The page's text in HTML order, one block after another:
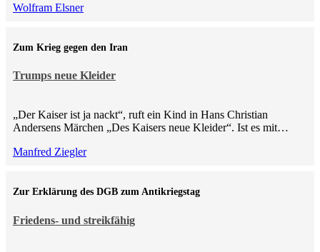
Wolfram Elsner
Trumps neue Kleider
Zum Krieg gegen den Iran
„Der Kaiser ist ja nackt“, ruft ein Kind in Hans Christian
Andersens Märchen „Des Kaisers neue Kleider“. Ist es mit…
Manfred Ziegler
Friedens- und streikfähig
Zur Erklärung des DGB zum Antikriegstag